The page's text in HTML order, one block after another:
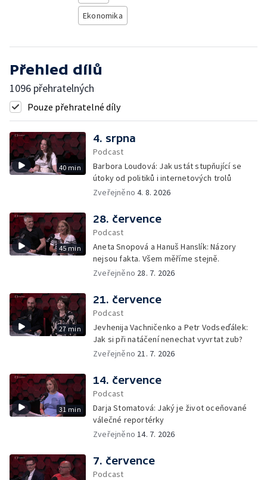
Ekonomika
Přehled dílů
1096 přehratelných
Pouze přehratelné díly
40 min
4. srpna
Podcast
Barbora Loudová: Jak ustát stupňující se
útoky od politiků i internetových trolů
Zveřejněno4. 8. 2026
45 min
28. července
Podcast
Aneta Snopová a Hanuš Hanslík: Názory
nejsou fakta. Všem měříme stejně.
Zveřejněno 28. 7. 2026
27 min
21. července
Podcast
Jevhenija Vachničenko a Petr Vodseďálek:
Jak si při natáčení nenechat vyvrtat zub?
Zveřejněno 21. 7. 2026
31 min
14. července
Podcast
Darja Stomatová: Jaký je život oceňované
válečné reportérky
Zveřejněno14. 7. 2026
7. července
Podcast